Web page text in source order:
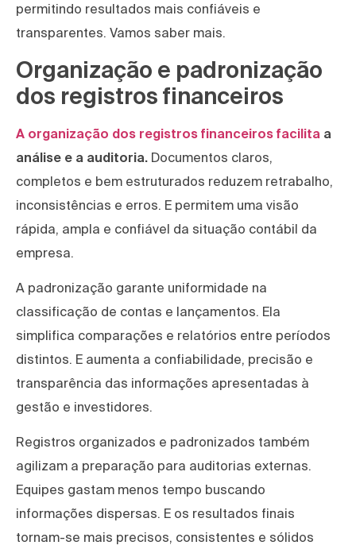
permitindo resultados mais confiáveis e
transparentes. Vamos saber mais.
Organização e padronização
dos registros financeiros
A organização dos registros financeiros facilita a
análise e a auditoria. Documentos claros,
completos e bem estruturados reduzem retrabalho,
inconsistências e erros. E permitem uma visão
rápida, ampla e confiável da situação contábil da
empresa.
A padronização garante uniformidade na
classificação de contas e lançamentos. Ela
simplifica comparações e relatórios entre períodos
distintos. E aumenta a confiabilidade, precisão e
transparência das informações apresentadas à
gestão e investidores.
Registros organizados e padronizados também
agilizam a preparação para auditorias externas.
Equipes gastam menos tempo buscando
informações dispersas. E os resultados finais
tornam-se mais precisos, consistentes e sólidos